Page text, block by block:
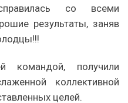
со всеми
результаты, заняв
командой, получили
коллективной
целей.